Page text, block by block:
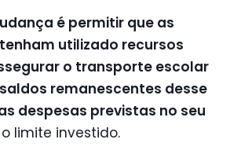
é permitir que as
utilizado recursos
o transporte escolar
remanescentes desse
despesas previstas no seu
limite investido.